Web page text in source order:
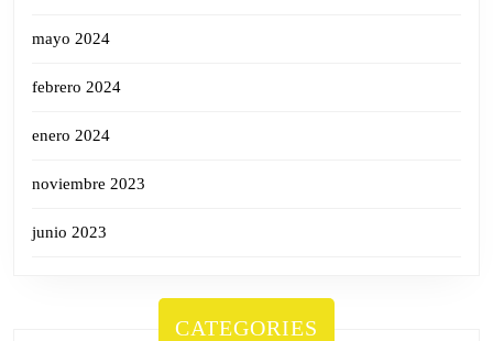
mayo 2024
febrero 2024
enero 2024
noviembre 2023
junio 2023
CATEGORIES